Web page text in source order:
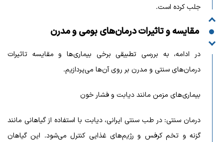
جلب کرده است.
مقایسه و تاثیرات درمان‌های بومی و مدرن
در ادامه، به بررسی تطبیقی برخی بیماری‌ها و مقایسه تاثیرات
درمان‌های سنتی و مدرن بر روی آن‌ها می‌پردازیم.
بیماری‌های مزمن مانند دیابت و فشار خون
درمان سنتی: در طب سنتی ایرانی، دیابت با استفاده از گیاهانی مانند
گزنه و تخم کرفس و رژیم‌های غذایی کنترل می‌شود. این گیاهان